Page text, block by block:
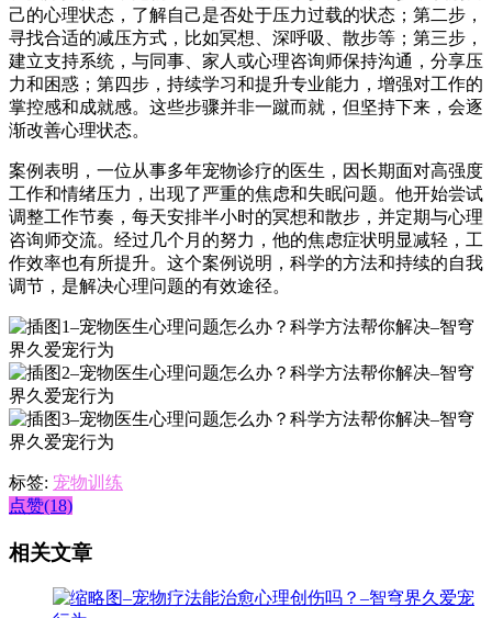
己的心理状态，了解自己是否处于压力过载的状态；第二步，
寻找合适的减压方式，比如冥想、深呼吸、散步等；第三步，
建立支持系统，与同事、家人或心理咨询师保持沟通，分享压
力和困惑；第四步，持续学习和提升专业能力，增强对工作的
掌控感和成就感。这些步骤并非一蹴而就，但坚持下来，会逐
渐改善心理状态。
案例表明，一位从事多年宠物诊疗的医生，因长期面对高强度
工作和情绪压力，出现了严重的焦虑和失眠问题。他开始尝试
调整工作节奏，每天安排半小时的冥想和散步，并定期与心理
咨询师交流。经过几个月的努力，他的焦虑症状明显减轻，工
作效率也有所提升。这个案例说明，科学的方法和持续的自我
调节，是解决心理问题的有效途径。
标签: 宠物训练
点赞(18)
相关文章